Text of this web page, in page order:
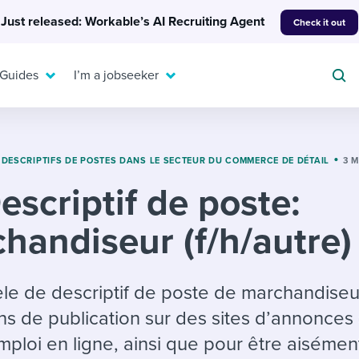
Just released: Workable’s AI Recruiting Agent Check it out
candidates
hiring pipelines
Or browse by
A flexible workplace
means new ways of
working. Pick up tips
templates
checklists
& reports
Get insights, guidance,
the know.
I’m a jobseeker
resources
For your job search:
INTERVIEWS & ANSWERS
Typical interview
answers for each.
DESCRIPTIFS DE POSTES DANS LE SECTEUR DU COMMERCE DE DÉTAIL 3
de poste:
(f/h/autre)
de descriptif de poste de
de publication sur des sites
en ligne, ainsi que pour être